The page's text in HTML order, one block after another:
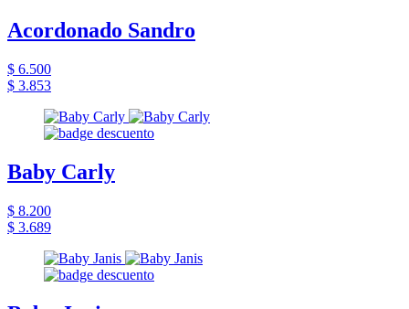
Acordonado Sandro
$ 6.500
$ 3.853
Baby Carly
$ 8.200
$ 3.689